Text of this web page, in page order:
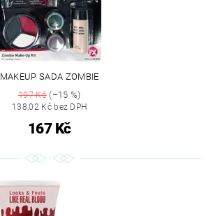
MAKEUP SADA ZOMBIE
197 Kč(–15 %)
138,02 Kč bez DPH
167 Kč